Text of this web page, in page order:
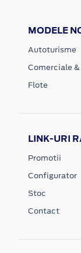
MODELE
Autoturisme
Comerciale
Flote
LINK-URI
Promotii
Configurator
Stoc
Contact